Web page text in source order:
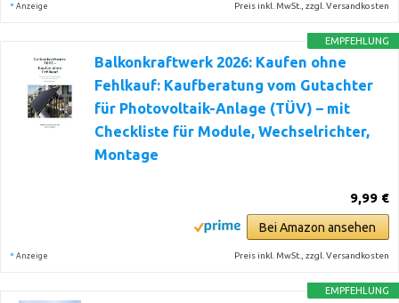
* Anzeige Preis inkl. MwSt., zzgl. Versandkosten
EMPFEHLUNG
Balkonkraftwerk 2026: Kaufen ohne
Fehlkauf: Kaufberatung vom Gutachter
für Photovoltaik-Anlage (TÜV) – mit
Checkliste für Module, Wechselrichter,
Montage
9,99 €
Bei Amazon ansehen
* Anzeige Preis inkl. MwSt., zzgl. Versandkosten
EMPFEHLUNG